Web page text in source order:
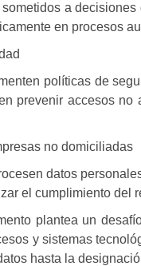
a
en procesos
políticas de
prevenir accesos no
no domiciliadas
datos
el cumplimiento del
plantea un
y sistemas
hasta la